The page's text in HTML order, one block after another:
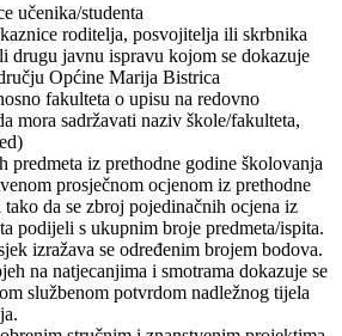
učenika/studenta
roditelja, posvojitelja ili skrbnika
drugu javnu ispravu kojom se dokazuje
Općine Marija Bistrica
fakulteta o upisu na redovno
mora sadržavati naziv škole/fakulteta,
predmeta iz prethodne godine školovanja
prosječnom ocjenom iz prethodne
da se zbroj pojedinačnih ocjena iz
podijeli s ukupnim broje predmeta/ispita.
izražava se određenim brojem bodova.
na natjecanjima i smotrama dokazuje se
službenom potvrdom nadležnog tijela